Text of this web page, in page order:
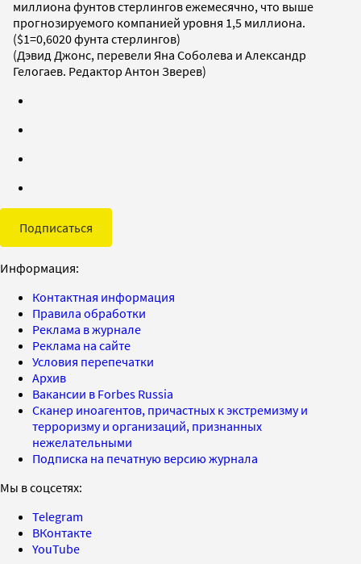
миллиона фунтов стерлингов ежемесячно, что выше
прогнозируемого компанией уровня 1,5 миллиона.
($1=0,6020 фунта стерлингов)
(Дэвид Джонс, перевели Яна Соболева и Александр
Гелогаев. Редактор Антон Зверев)
Подписаться
Информация:
Контактная информация
Правила обработки
Реклама в журнале
Реклама на сайте
Условия перепечатки
Архив
Вакансии в Forbes Russia
Сканер иноагентов, причастных к экстремизму и
терроризму и организаций, признанных
нежелательными
Подписка на печатную версию журнала
Мы в соцсетях:
Telegram
ВКонтакте
YouTube